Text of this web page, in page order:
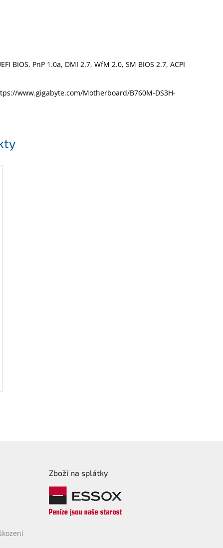
BIOS, PnP 1.0a, DMI 2.7, WfM 2.0, SM BIOS 2.7, ACPI
www.gigabyte.com/Motherboard/B760M-DS3H-
Zboží na splátky